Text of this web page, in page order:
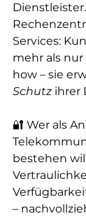
Services:
mehr als
how – sie
Schutz ihrer
🔐 Wer als
bestehen
–